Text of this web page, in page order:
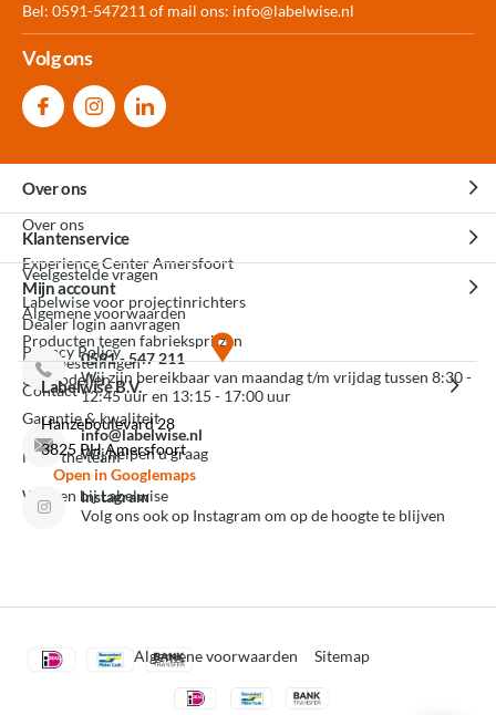
Bel: 0591-547211 of mail ons: info@labelwise.nl
Volg ons
Over ons
Over ons
Experience Center Amersfoort
Labelwise voor projectinrichters
Producten tegen fabrieksprijzen
3D modellen
Garantie & kwaliteit
Meet the team
Werken bij Labelwise
Klantenservice
Veelgestelde vragen
Algemene voorwaarden
Privacy Policy
Contact
Mijn account
Dealer login aanvragen
Mijn bestellingen
0591 - 547 211
Wij zijn bereikbaar van maandag t/m vrijdag tussen 8:30 -
12:45 uur en 13:15 - 17:00 uur
info@labelwise.nl
Wij helpen u graag
Instagram
Volg ons ook op Instagram om op de hoogte te blijven
Labelwise B.V.
Hanzeboulevard 28
3825 PH Amersfoort
Open in Googlemaps
Algemene voorwaarden Sitemap